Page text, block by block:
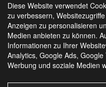
SIE FINDEN UNS AUCH
Diese Website verwendet
zu verbessern,
Anzeigen zu personalisieren
Medien anbieten zu können.
Informationen zu Ihrer
Analytics, Google Ads,
Werbung und soziale Medien